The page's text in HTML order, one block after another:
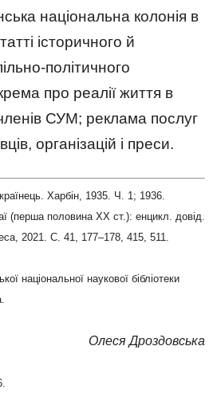
національна колонія в
історичного й
політичного
про реалії життя в
СУМ; реклама послуг
організацій і преси.
Харбін, 1935. Ч. 1; 1936.
(перша половина ХХ ст.): енцикл. довід.
2021. С. 41, 177–178, 415, 511.
національної наукової бібліотеки
Олеся Дроздовська